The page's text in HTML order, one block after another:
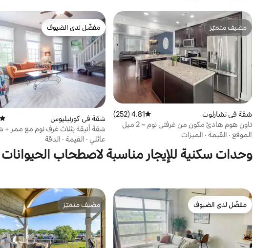
مضيف متميّز
مضيف متميّز
شقة في تشارلوت متوسط التقييم 4.81 من 5، 252 مراجعات
4.81 (252)
تاون هوم هادئ مكون من غرفتي نوم ~ 2 ميل
إلى أبتاون ~ موقف سيارات مجاني
الموقع · القيمة · الميزات
مفضّل لدى الضيوف
مفضّل لدى الضيوف
شقة في كورنيليوس
شقة أنيقة بثلاث غرف نوم مع ممر +
عائلي · القيمة · الدقة
وحدات سكنية للإيجار مناسبة لاصطحاب الحيوانات
مفضّل لدى الضيوف
مفضّل لدى الضيوف
مضيف متميّز
مضيف متميّز